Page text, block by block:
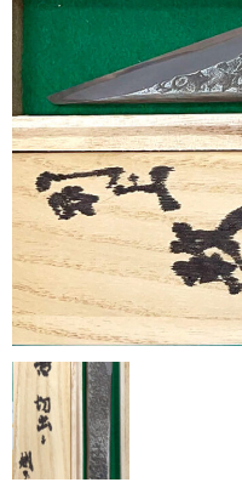
新商品
包丁・切出・刃物
鑿（のみ）・彫刻刀
会社概要
アクセス
利用規約
個人情報保護方針
特定商取引法に基づく表記
カート
お問い合わせ